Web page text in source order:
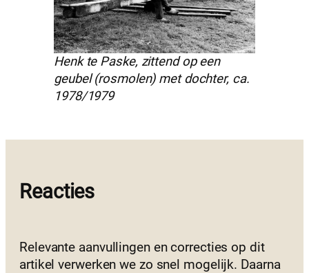
Henk te Paske, zittend op een
geubel (rosmolen) met dochter, ca.
1978/1979
Reacties
Relevante aanvullingen en correcties op dit
artikel verwerken we zo snel mogelijk. Daarna